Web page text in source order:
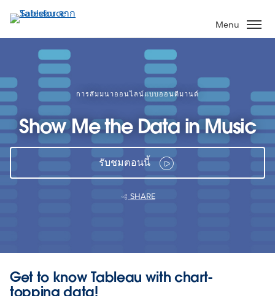
ไป
ที่
Menu
การสัมมนาออนไลน์แบบออนดีมานด์
Show Me the Data in Music
รับชมตอนนี้
SHARE
Get to know Tableau with chart-
topping data!